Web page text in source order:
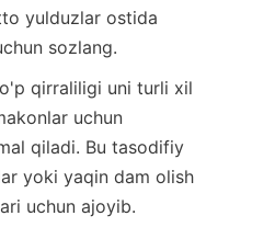
yulduzlar ostida
sozlang.
qirraliligi uni turli xil
uchun
qiladi. Bu tasodifiy
yoki yaqin dam olish
uchun ajoyib.